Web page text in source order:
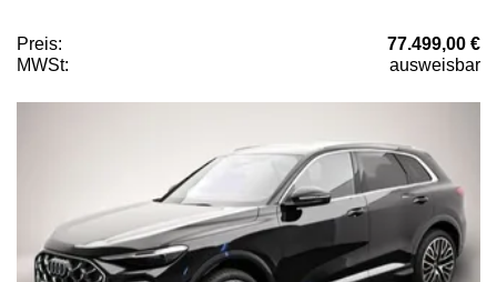
Preis:
77.499,00 €
MWSt:
ausweisbar